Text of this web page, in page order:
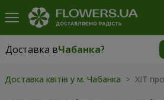
Доставка вЧабанка?
Доставка вЧабанка|
Доставка квітів у м. Чабанка > ХІТ